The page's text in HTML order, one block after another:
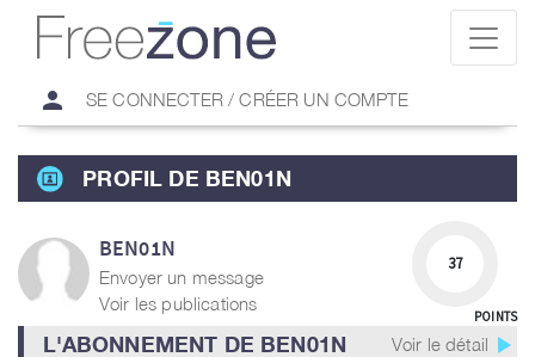
person SE CONNECTER / CRÉER UN COMPTE
PROFIL DE BEN01N
BEN01N
Envoyer un message
Voir les publications
37
POINTS
L'ABONNEMENT DE BEN01N Voir le détail play_arrow